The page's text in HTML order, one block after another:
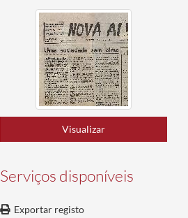
Visualizar
Serviços disponíveis
Exportar registo